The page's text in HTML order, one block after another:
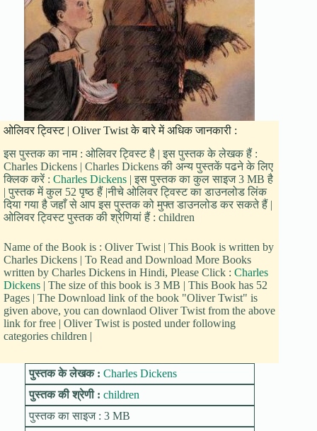
ओलिवर ट्विस्ट | Oliver Twist के बारे में अधिक जानकारी :
इस पुस्तक का नाम : ओलिवर ट्विस्ट है | इस पुस्तक के लेखक हैं :
Charles Dickens | Charles Dickens की अन्य पुस्तकें पढने के लिए
क्लिक करें : Charles Dickens | इस पुस्तक का कुल साइज 3 MB है
| पुस्तक में कुल 52 पृष्ठ हैं |नीचे ओलिवर ट्विस्ट का डाउनलोड लिंक
दिया गया है जहाँ से आप इस पुस्तक को मुफ्त डाउनलोड कर सकते हैं |
ओलिवर ट्विस्ट पुस्तक की श्रेणियां हैं : children
Name of the Book is : Oliver Twist | This Book is written by
Charles Dickens | To Read and Download More Books
written by Charles Dickens in Hindi, Please Click : Charles
Dickens | The size of this book is 3 MB | This Book has 52
Pages | The Download link of the book "Oliver Twist" is
given above, you can downlaod Oliver Twist from the above
link for free | Oliver Twist is posted under following
categories children |
पुस्तक के लेखक : Charles Dickens
पुस्तक की श्रेणी : children
पुस्तक का साइज : 3 MB